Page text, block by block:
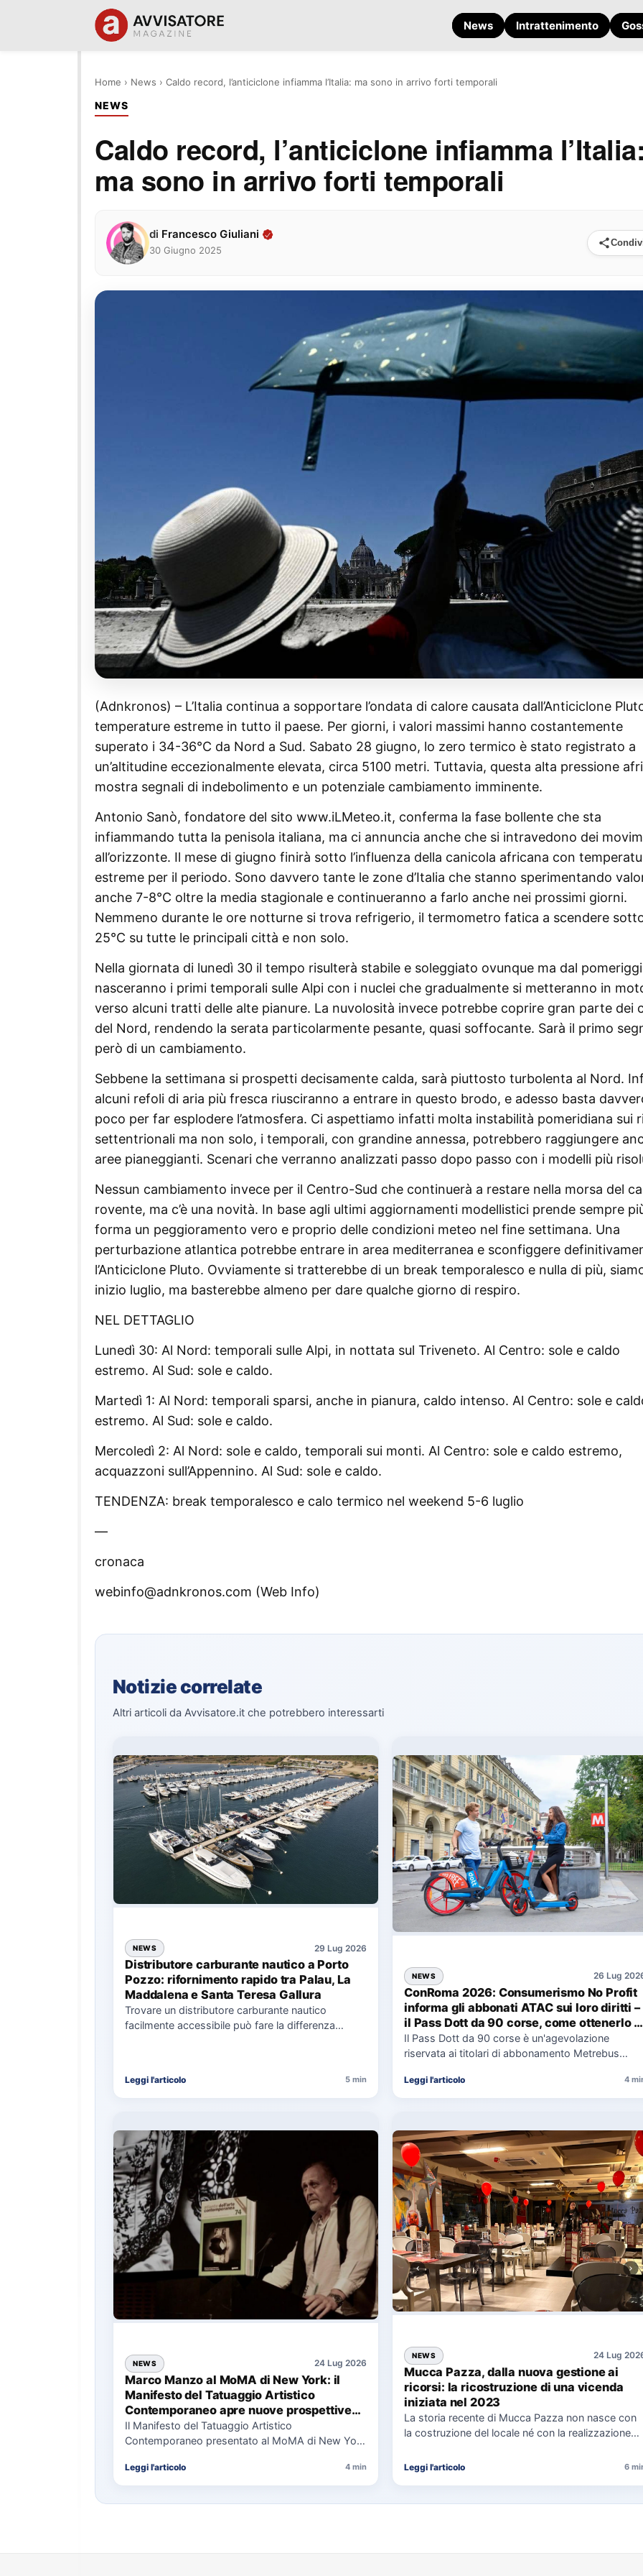
News Intrattenimento
Home › News › Caldo record, l’anticiclone infiamma l’Italia: ma sono in arrivo forti temporali
NEWS
Caldo record, l’anticiclone infiamma
ma sono in arrivo forti temporali
di Francesco Giuliani
30 Giugno 2025
(Adnkronos) – L’Italia continua a sopportare l’ondata di calore causata dall’Anticiclone
temperature estreme in tutto il paese. Per giorni, i valori massimi hanno costantemente
superato i 34-36°C da Nord a Sud. Sabato 28 giugno, lo zero termico è stato registrato a
un’altitudine eccezionalmente elevata, circa 5100 metri. Tuttavia, questa alta pressione
mostra segnali di indebolimento e un potenziale cambiamento imminente.
Antonio Sanò, fondatore del sito www.iLMeteo.it, conferma la fase bollente che sta
infiammando tutta la penisola italiana, ma ci annuncia anche che si intravedono dei
all’orizzonte. Il mese di giugno finirà sotto l’influenza della canicola africana con
estreme per il periodo. Sono davvero tante le zone d’Italia che stanno sperimentando
anche 7-8°C oltre la media stagionale e continueranno a farlo anche nei prossimi giorni.
Nemmeno durante le ore notturne si trova refrigerio, il termometro fatica a scendere
25°C su tutte le principali città e non solo.
Nella giornata di lunedì 30 il tempo risulterà stabile e soleggiato ovunque ma dal
nasceranno i primi temporali sulle Alpi con i nuclei che gradualmente si metteranno in
verso alcuni tratti delle alte pianure. La nuvolosità invece potrebbe coprire gran parte dei
del Nord, rendendo la serata particolarmente pesante, quasi soffocante. Sarà il primo
però di un cambiamento.
Sebbene la settimana si prospetti decisamente calda, sarà piuttosto turbolenta al Nord.
alcuni refoli di aria più fresca riusciranno a entrare in questo brodo, e adesso basta
poco per far esplodere l’atmosfera. Ci aspettiamo infatti molta instabilità pomeridiana sui
settentrionali ma non solo, i temporali, con grandine annessa, potrebbero raggiungere
aree pianeggianti. Scenari che verranno analizzati passo dopo passo con i modelli più
Nessun cambiamento invece per il Centro-Sud che continuerà a restare nella morsa del
rovente, ma c’è una novità. In base agli ultimi aggiornamenti modellistici prende sempre
forma un peggioramento vero e proprio delle condizioni meteo nel fine settimana. Una
perturbazione atlantica potrebbe entrare in area mediterranea e sconfiggere
l’Anticiclone Pluto. Ovviamente si tratterebbe di un break temporalesco e nulla di più,
inizio luglio, ma basterebbe almeno per dare qualche giorno di respiro.
NEL DETTAGLIO
Lunedì 30: Al Nord: temporali sulle Alpi, in nottata sul Triveneto. Al Centro: sole e caldo
estremo. Al Sud: sole e caldo.
Martedì 1: Al Nord: temporali sparsi, anche in pianura, caldo intenso. Al Centro: sole e
estremo. Al Sud: sole e caldo.
Mercoledì 2: Al Nord: sole e caldo, temporali sui monti. Al Centro: sole e caldo estremo,
acquazzoni sull’Appennino. Al Sud: sole e caldo.
TENDENZA: break temporalesco e calo termico nel weekend 5-6 luglio
—
cronaca
webinfo@adnkronos.com (Web Info)
Notizie correlate
Altri articoli da Avvisatore.it che potrebbero interessarti
NEWS 29 Lug 2026
Distributore carburante nautico a Porto
Pozzo: rifornimento rapido tra Palau, La
Maddalena e Santa Teresa Gallura
Trovare un distributore carburante nautico
facilmente accessibile può fare la differenza
Leggi l'articolo 5 min
NEWS 26 Lug
ConRoma 2026: Consumerismo No Profit
informa gli abbonati ATAC sui loro diritti –
il Pass Dott da 90 corse, come ottenerlo e
cosa spetta in caso di disservizi
Il Pass Dott da 90 corse è un'agevolazione
riservata ai titolari di abbonamento Metrebus
Leggi l'articolo 4
NEWS 24 Lug 2026
Marco Manzo al MoMA di New York: il
Manifesto del Tatuaggio Artistico
Contemporaneo apre nuove prospettive
per il collezionismo
Il Manifesto del Tatuaggio Artistico
Contemporaneo presentato al MoMA di New York
Leggi l'articolo 4 min
NEWS 24 Lug
Mucca Pazza, dalla nuova gestione ai
ricorsi: la ricostruzione di una vicenda
iniziata nel 2023
La storia recente di Mucca Pazza non nasce con
la costruzione del locale né con la realizzazione
Leggi l'articolo 6